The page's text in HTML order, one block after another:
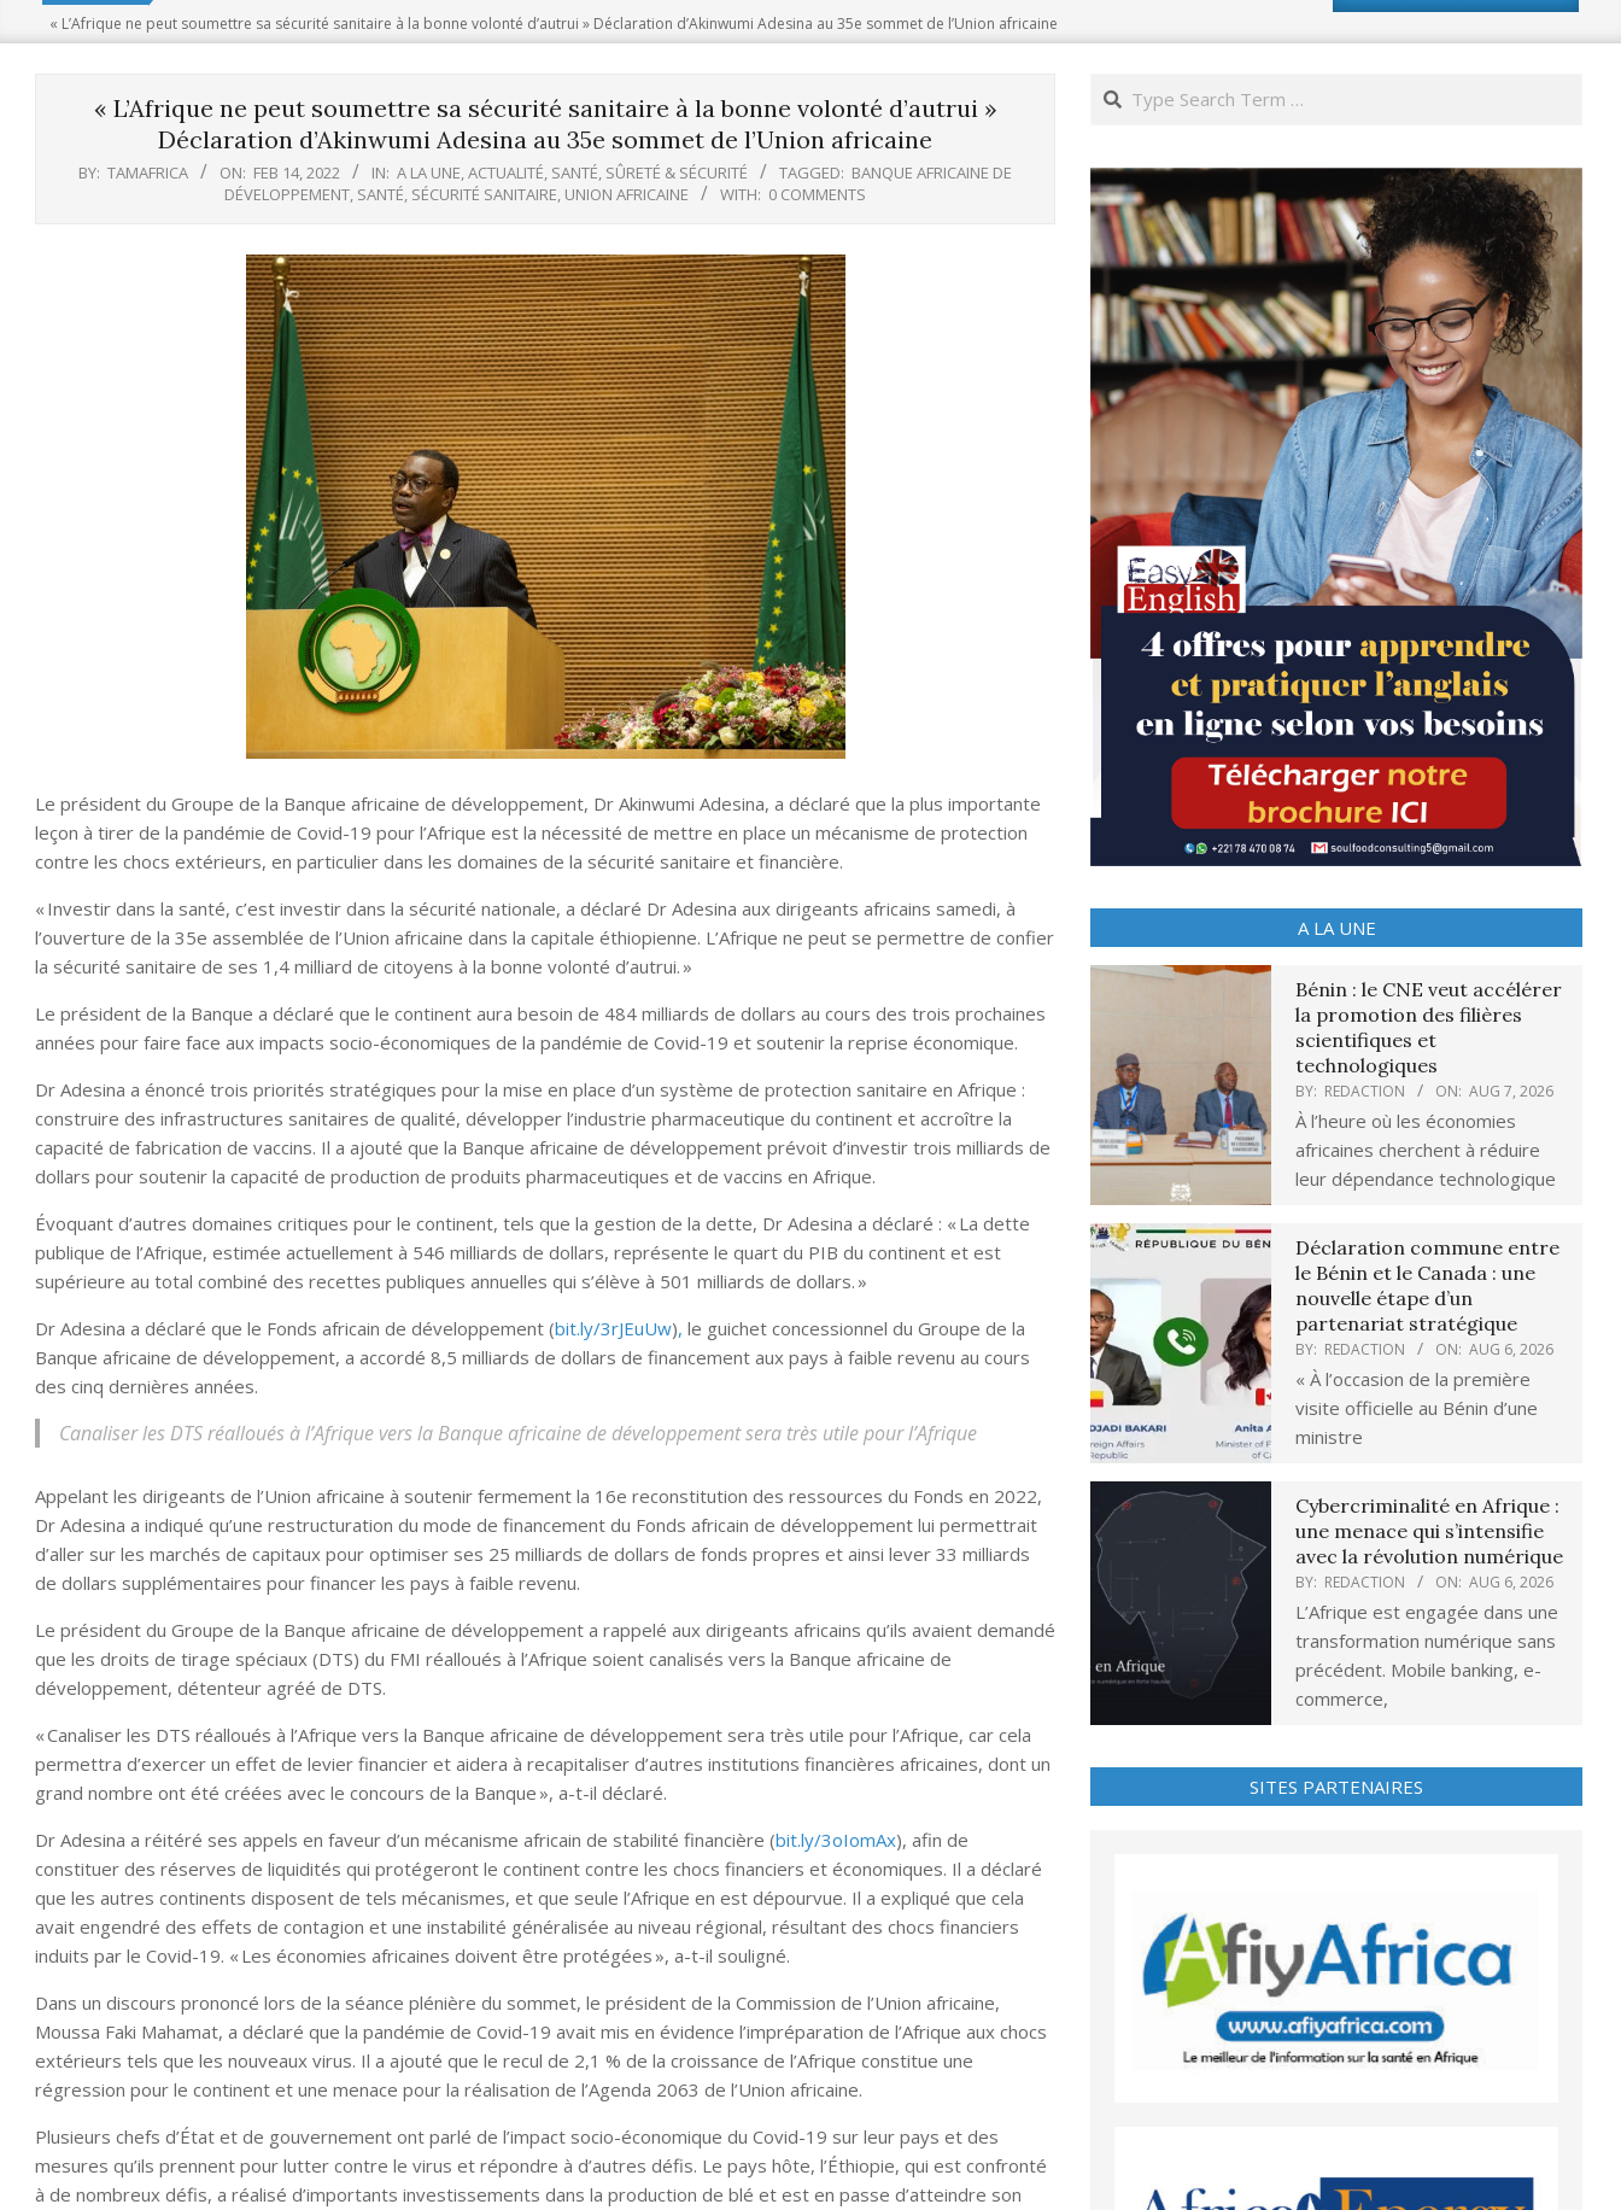
« L’Afrique ne peut soumettre sa sécurité sanitaire à la bonne volonté d’autrui » Déclaration d’Akinwumi Adesina au 35e sommet de l’Union africaine
« L’Afrique ne peut soumettre sa sécurité sanitaire à la bonne volonté d’autrui »
Déclaration d’Akinwumi Adesina au 35e sommet de l’Union africaine
BY: TAMAFRICA ON: FEB 14, 2022 IN: A LA UNE,ACTUALITÉ, SANTÉ, SÛRETÉ & SÉCURITÉ TAGGED: BANQUE AFRICAINE DE
DÉVELOPPEMENT, SANTÉ, SÉCURITÉ SANITAIRE, UNION AFRICAINE WITH: 0 COMMENTS
Le président du Groupe de la Banque africaine de développement, Dr Akinwumi Adesina, a déclaré que la plus importante
leçon à tirer de la pandémie de Covid-19 pour l’Afrique est la nécessité de mettre en place un mécanisme de protection
contre les chocs extérieurs, en particulier dans les domaines de la sécurité sanitaire et financière.
« Investir dans la santé, c’est investir dans la sécurité nationale, a déclaré Dr Adesina aux dirigeants africains samedi, à
l’ouverture de la 35e assemblée de l’Union africaine dans la capitale éthiopienne. L’Afrique ne peut se permettre de confier
la sécurité sanitaire de ses 1,4 milliard de citoyens à la bonne volonté d’autrui. »
Le président de la Banque a déclaré que le continent aura besoin de 484 milliards de dollars au cours des trois prochaines
années pour faire face aux impacts socio-économiques de la pandémie de Covid-19 et soutenir la reprise économique.
Dr Adesina a énoncé trois priorités stratégiques pour la mise en place d’un système de protection sanitaire en Afrique :
construire des infrastructures sanitaires de qualité, développer l’industrie pharmaceutique du continent et accroître la
capacité de fabrication de vaccins. Il a ajouté que la Banque africaine de développement prévoit d’investir trois milliards de
dollars pour soutenir la capacité de production de produits pharmaceutiques et de vaccins en Afrique.
Évoquant d’autres domaines critiques pour le continent, tels que la gestion de la dette, Dr Adesina a déclaré : « La dette
publique de l’Afrique, estimée actuellement à 546 milliards de dollars, représente le quart du PIB du continent et est
supérieure au total combiné des recettes publiques annuelles qui s’élève à 501 milliards de dollars. »
Dr Adesina a déclaré que le Fonds africain de développement (bit.ly/3rJEuUw), le guichet concessionnel du Groupe de la
Banque africaine de développement, a accordé 8,5 milliards de dollars de financement aux pays à faible revenu au cours
des cinq dernières années.
Canaliser les DTS réalloués à l’Afrique vers la Banque africaine de développement sera très utile pour l’Afrique
Appelant les dirigeants de l’Union africaine à soutenir fermement la 16e reconstitution des ressources du Fonds en 2022,
Dr Adesina a indiqué qu’une restructuration du mode de financement du Fonds africain de développement lui permettrait
d’aller sur les marchés de capitaux pour optimiser ses 25 milliards de dollars de fonds propres et ainsi lever 33 milliards
de dollars supplémentaires pour financer les pays à faible revenu.
Le président du Groupe de la Banque africaine de développement a rappelé aux dirigeants africains qu’ils avaient demandé
que les droits de tirage spéciaux (DTS) du FMI réalloués à l’Afrique soient canalisés vers la Banque africaine de
développement, détenteur agréé de DTS.
« Canaliser les DTS réalloués à l’Afrique vers la Banque africaine de développement sera très utile pour l’Afrique, car cela
permettra d’exercer un effet de levier financier et aidera à recapitaliser d’autres institutions financières africaines, dont un
grand nombre ont été créées avec le concours de la Banque », a-t-il déclaré.
Dr Adesina a réitéré ses appels en faveur d’un mécanisme africain de stabilité financière (bit.ly/3oIomAx), afin de
constituer des réserves de liquidités qui protégeront le continent contre les chocs financiers et économiques. Il a déclaré
que les autres continents disposent de tels mécanismes, et que seule l’Afrique en est dépourvue. Il a expliqué que cela
avait engendré des effets de contagion et une instabilité généralisée au niveau régional, résultant des chocs financiers
induits par le Covid-19. « Les économies africaines doivent être protégées », a-t-il souligné.
Dans un discours prononcé lors de la séance plénière du sommet, le président de la Commission de l’Union africaine,
Moussa Faki Mahamat, a déclaré que la pandémie de Covid-19 avait mis en évidence l’impréparation de l’Afrique aux chocs
extérieurs tels que les nouveaux virus. Il a ajouté que le recul de 2,1 % de la croissance de l’Afrique constitue une
régression pour le continent et une menace pour la réalisation de l’Agenda 2063 de l’Union africaine.
Plusieurs chefs d’État et de gouvernement ont parlé de l’impact socio-économique du Covid-19 sur leur pays et des
mesures qu’ils prennent pour lutter contre le virus et répondre à d’autres défis. Le pays hôte, l’Éthiopie, qui est confronté
à de nombreux défis, a réalisé d’importants investissements dans la production de blé et est en passe d’atteindre son
Search
A LA UNE
Bénin : le CNE veut accélérer
la promotion des filières
scientifiques et
technologiques
BY: REDACTION ON: AUG 7, 2026
À l’heure où les économies
africaines cherchent à réduire
leur dépendance technologique
Déclaration commune entre
le Bénin et le Canada : une
nouvelle étape d’un
partenariat stratégique
BY: REDACTION ON: AUG 6, 2026
« À l’occasion de la première
visite officielle au Bénin d’une
ministre
Cybercriminalité en Afrique :
une menace qui s’intensifie
avec la révolution numérique
BY: REDACTION ON: AUG 6, 2026
L’Afrique est engagée dans une
transformation numérique sans
précédent. Mobile banking, e-
commerce,
SITES PARTENAIRES